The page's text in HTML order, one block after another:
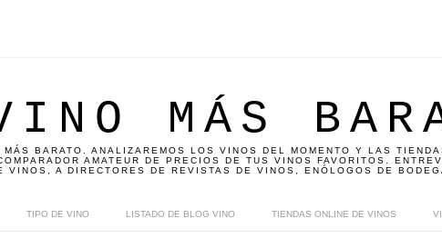
MÁS
BARATO. ANALIZAREMOS LOS VINOS DEL MOMENTO Y LAS
AMATEUR DE PRECIOS DE TUS VINOS FAVORITOS.
VINOS, A DIRECTORES DE REVISTAS DE VINOS, ENÓLOGOS DE
TIPO DE VINO LISTADO DE BLOG VINO TIENDAS ONLINE DE VINOS